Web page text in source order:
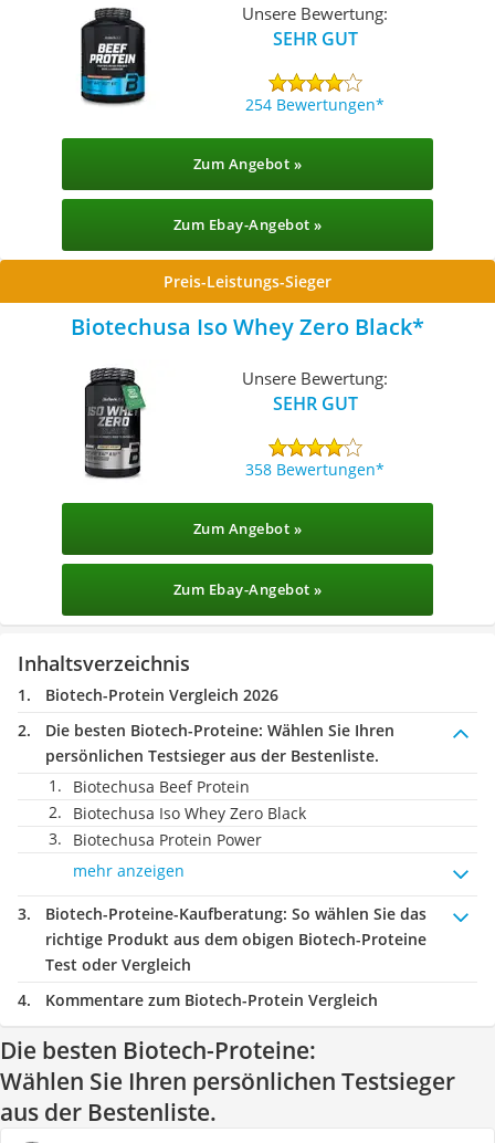
Unsere Bewertung:
SEHR GUT
254 Bewertungen
Zum Angebot »
Zum Ebay-Angebot »
Preis-Leistungs-Sieger
Biotechusa Iso Whey Zero Black
Unsere Bewertung:
SEHR GUT
358 Bewertungen
Zum Angebot »
Zum Ebay-Angebot »
Inhaltsverzeichnis
Biotech-Protein Vergleich 2026
Die besten Biotech-Proteine: Wählen Sie Ihren
persönlichen Testsieger aus der Bestenliste.
Biotechusa Beef Protein
Biotechusa Iso Whey Zero Black
Biotechusa Protein Power
mehr anzeigen
Biotech-Proteine-Kaufberatung: So wählen Sie das
richtige Produkt aus dem obigen Biotech-Proteine
Test oder Vergleich
Kommentare zum Biotech-Protein Vergleich
Die besten Biotech-Proteine:
Wählen Sie Ihren persönlichen Testsieger
aus der Bestenliste.